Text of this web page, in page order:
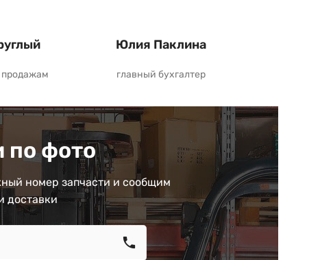
продажам
Юлия Паклина
главный бухгалтер
по фото
номер запчасти и сообщим
доставки
call